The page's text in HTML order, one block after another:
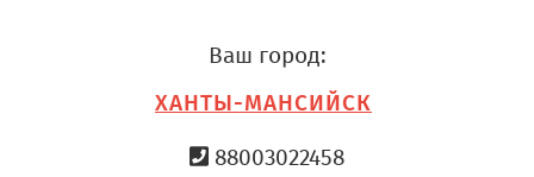
Ваш город:
ХАНТЫ-МАНСИЙСК
88003022458